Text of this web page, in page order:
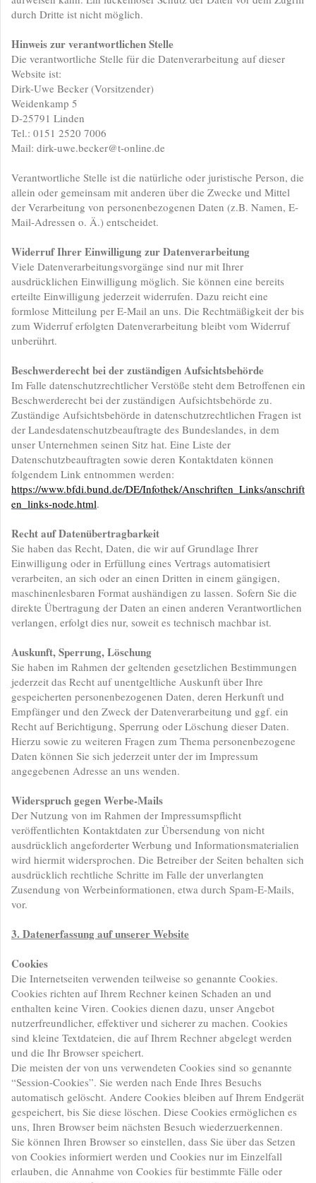
durch Dritte ist nicht möglich.
Hinweis zur verantwortlichen Stelle
Die verantwortliche Stelle für die Datenverarbeitung auf dieser
Website ist:
Dirk-Uwe Becker (Vorsitzender)
Weidenkamp 5
D-25791 Linden
Tel.: 0151 2520 7006
Mail: dirk-uwe.becker@t-online.de
Verantwortliche Stelle ist die natürliche oder juristische Person, die
allein oder gemeinsam mit anderen über die Zwecke und Mittel
der Verarbeitung von personenbezogenen Daten (z.B. Namen, E-
Mail-Adressen o. Ä.) entscheidet.
Widerruf Ihrer Einwilligung zur Datenverarbeitung
Viele Datenverarbeitungsvorgänge sind nur mit Ihrer
ausdrücklichen Einwilligung möglich. Sie können eine bereits
erteilte Einwilligung jederzeit widerrufen. Dazu reicht eine
formlose Mitteilung per E-Mail an uns. Die Rechtmäßigkeit der bis
zum Widerruf erfolgten Datenverarbeitung bleibt vom Widerruf
unberührt.
Beschwerderecht bei der zuständigen Aufsichtsbehörde
Im Falle datenschutzrechtlicher Verstöße steht dem Betroffenen ein
Beschwerderecht bei der zuständigen Aufsichtsbehörde zu.
Zuständige Aufsichtsbehörde in datenschutzrechtlichen Fragen ist
der Landesdatenschutzbeauftragte des Bundeslandes, in dem
unser Unternehmen seinen Sitz hat. Eine Liste der
Datenschutzbeauftragten sowie deren Kontaktdaten können
folgendem Link entnommen werden:
https://www.bfdi.bund.de/DE/Infothek/Anschriften_Links/anschrift
en_links-node.html.
Recht auf Datenübertragbarkeit
Sie haben das Recht, Daten, die wir auf Grundlage Ihrer
Einwilligung oder in Erfüllung eines Vertrags automatisiert
verarbeiten, an sich oder an einen Dritten in einem gängigen,
maschinenlesbaren Format aushändigen zu lassen. Sofern Sie die
direkte Übertragung der Daten an einen anderen Verantwortlichen
verlangen, erfolgt dies nur, soweit es technisch machbar ist.
Auskunft, Sperrung, Löschung
Sie haben im Rahmen der geltenden gesetzlichen Bestimmungen
jederzeit das Recht auf unentgeltliche Auskunft über Ihre
gespeicherten personenbezogenen Daten, deren Herkunft und
Empfänger und den Zweck der Datenverarbeitung und ggf. ein
Recht auf Berichtigung, Sperrung oder Löschung dieser Daten.
Hierzu sowie zu weiteren Fragen zum Thema personenbezogene
Daten können Sie sich jederzeit unter der im Impressum
angegebenen Adresse an uns wenden.
Widerspruch gegen Werbe-Mails
Der Nutzung von im Rahmen der Impressumspflicht
veröffentlichten Kontaktdaten zur Übersendung von nicht
ausdrücklich angeforderter Werbung und Informationsmaterialien
wird hiermit widersprochen. Die Betreiber der Seiten behalten sich
ausdrücklich rechtliche Schritte im Falle der unverlangten
Zusendung von Werbeinformationen, etwa durch Spam-E-Mails,
vor.
3. Datenerfassung auf unserer Website
Cookies
Die Internetseiten verwenden teilweise so genannte Cookies.
Cookies richten auf Ihrem Rechner keinen Schaden an und
enthalten keine Viren. Cookies dienen dazu, unser Angebot
nutzerfreundlicher, effektiver und sicherer zu machen. Cookies
sind kleine Textdateien, die auf Ihrem Rechner abgelegt werden
und die Ihr Browser speichert.
Die meisten der von uns verwendeten Cookies sind so genannte
“Session-Cookies”. Sie werden nach Ende Ihres Besuchs
automatisch gelöscht. Andere Cookies bleiben auf Ihrem Endgerät
gespeichert, bis Sie diese löschen. Diese Cookies ermöglichen es
uns, Ihren Browser beim nächsten Besuch wiederzuerkennen.
Sie können Ihren Browser so einstellen, dass Sie über das Setzen
von Cookies informiert werden und Cookies nur im Einzelfall
erlauben, die Annahme von Cookies für bestimmte Fälle oder